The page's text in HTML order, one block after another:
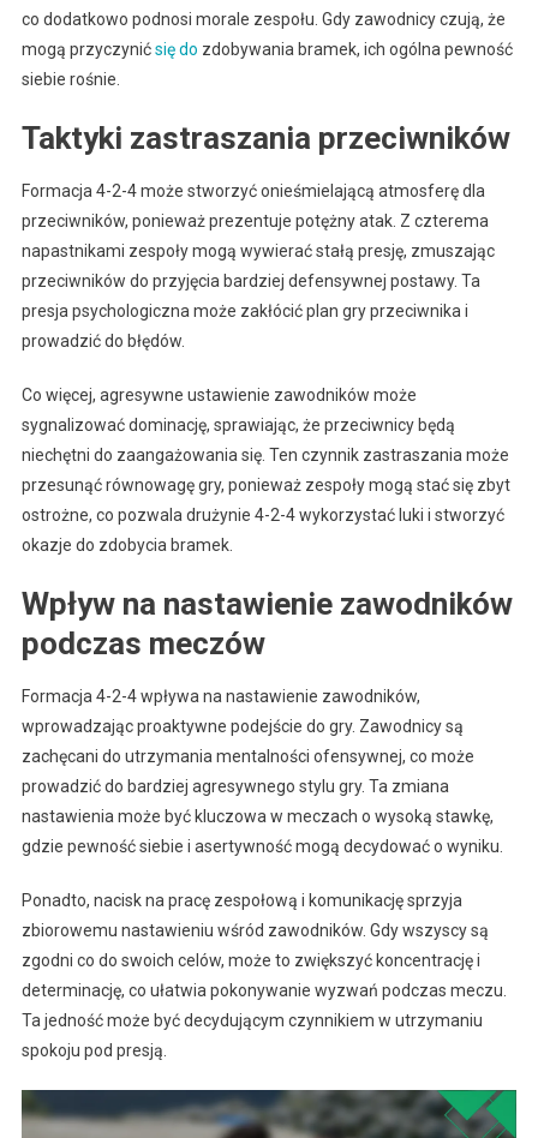
co dodatkowo podnosi morale zespołu. Gdy zawodnicy czują, że
mogą przyczynićsię do zdobywania bramek, ich ogólna pewność
siebie rośnie.
Taktyki zastraszania przeciwników
Formacja 4-2-4 może stworzyć onieśmielającą atmosferę dla
przeciwników, ponieważ prezentuje potężny atak. Z czterema
napastnikami zespoły mogą wywierać stałą presję, zmuszając
przeciwników do przyjęcia bardziej defensywnej postawy. Ta
presja psychologiczna może zakłócić plan gry przeciwnika i
prowadzić do błędów.
Co więcej, agresywne ustawienie zawodników może
sygnalizować dominację, sprawiając, że przeciwnicy będą
niechętni do zaangażowania się. Ten czynnik zastraszania może
przesunąć równowagę gry, ponieważ zespoły mogą stać się zbyt
ostrożne, co pozwala drużynie 4-2-4 wykorzystać luki i stworzyć
okazje do zdobycia bramek.
Wpływ na nastawienie zawodników
podczas meczów
Formacja 4-2-4 wpływa na nastawienie zawodników,
wprowadzając proaktywne podejście do gry. Zawodnicy są
zachęcani do utrzymania mentalności ofensywnej, co może
prowadzić do bardziej agresywnego stylu gry. Ta zmiana
nastawienia może być kluczowa w meczach o wysoką stawkę,
gdzie pewność siebie i asertywność mogą decydować o wyniku.
Ponadto, nacisk na pracę zespołową i komunikację sprzyja
zbiorowemu nastawieniu wśród zawodników. Gdy wszyscy są
zgodni co do swoich celów, może to zwiększyć koncentrację i
determinację, co ułatwia pokonywanie wyzwań podczas meczu.
Ta jedność może być decydującym czynnikiem w utrzymaniu
spokoju pod presją.